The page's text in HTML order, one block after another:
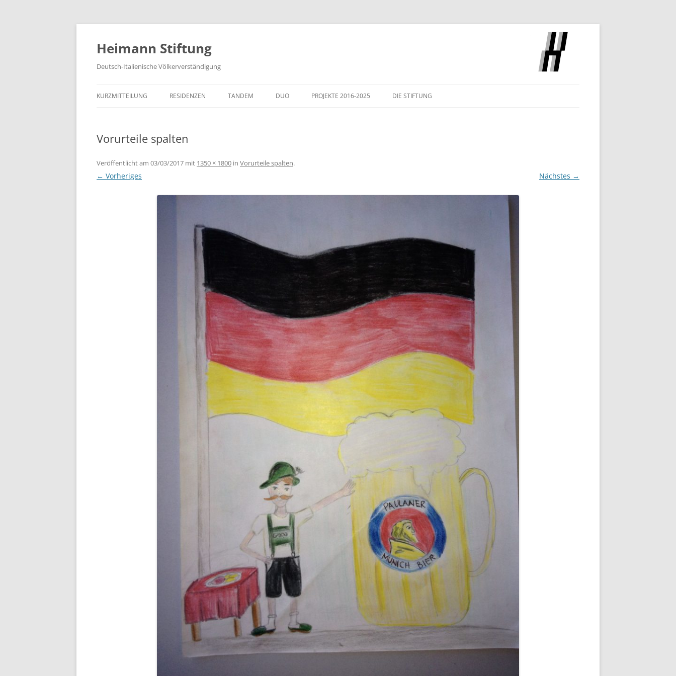
Zum
springen
Heimann Stiftung
Deutsch-Italienische Völkerverständigung
KURZMITTEILUNG RESIDENZEN TANDEM DUO PROJEKTE 2016-2025 DIE STIFTUNG
Vorurteile spalten
Veröffentlicht am 03/03/2017 mit 1350 × 1800 in Vorurteile spalten.
← Vorheriges Nächstes →